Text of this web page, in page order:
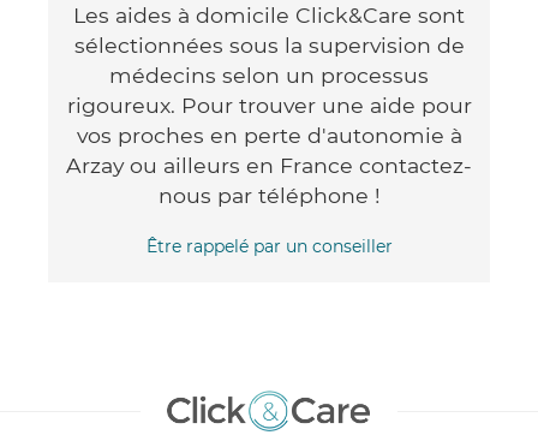
Les aides à domicile Click&Care sont
sélectionnées sous la supervision de
médecins selon un processus
rigoureux. Pour trouver une aide pour
vos proches en perte d'autonomie à
Arzay ou ailleurs en France contactez-
nous par téléphone !
Être rappelé par un conseiller